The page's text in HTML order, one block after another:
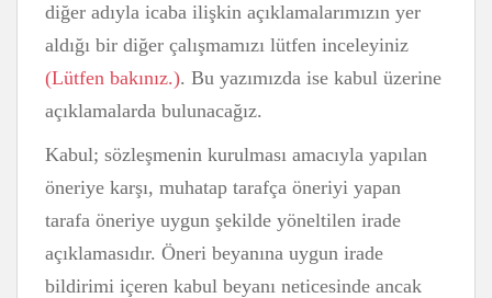
diğer adıyla icaba ilişkin açıklamalarımızın yer
aldığı bir diğer çalışmamızı lütfen inceleyiniz
(Lütfen bakınız.). Bu yazımızda ise kabul üzerine
açıklamalarda bulunacağız.
Kabul; sözleşmenin kurulması amacıyla yapılan
öneriye karşı, muhatap tarafça öneriyi yapan
tarafa öneriye uygun şekilde yöneltilen irade
açıklamasıdır. Öneri beyanına uygun irade
bildirimi içeren kabul beyanı neticesinde ancak